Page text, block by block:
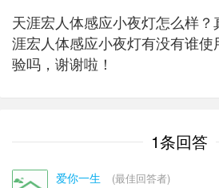
天涯宏人体感应小夜灯怎么样
涯宏人体感应小夜灯有没有谁
验吗，谢谢啦！
1条回答
爱你一生
(最佳回答者)